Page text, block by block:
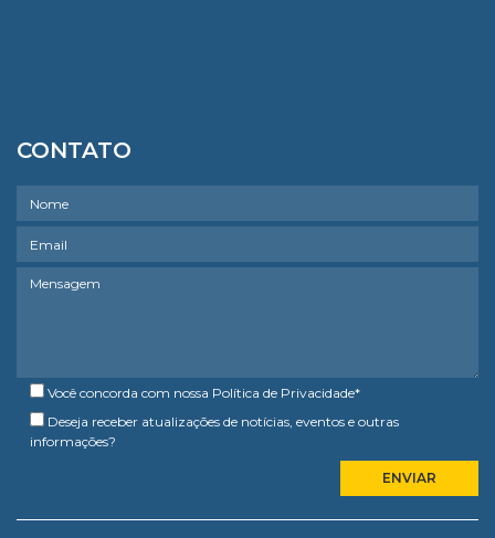
CONTATO
Você concorda com nossa Política de Privacidade*
Deseja receber atualizações de notícias, eventos e outras
informações?